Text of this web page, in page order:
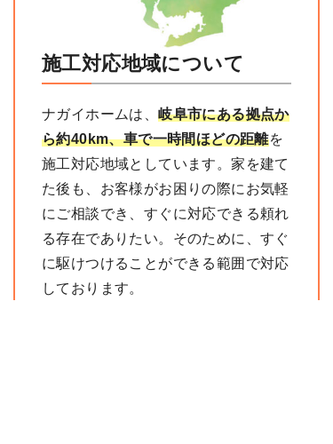
施工対応地域について
ナガイホームは、岐阜市にある拠点か
ら約40km、車で一時間ほどの距離を
施工対応地域としています。家を建て
た後も、お客様がお困りの際にお気軽
にご相談でき、すぐに対応できる頼れ
る存在でありたい。そのために、すぐ
に駆けつけることができる範囲で対応
しております。